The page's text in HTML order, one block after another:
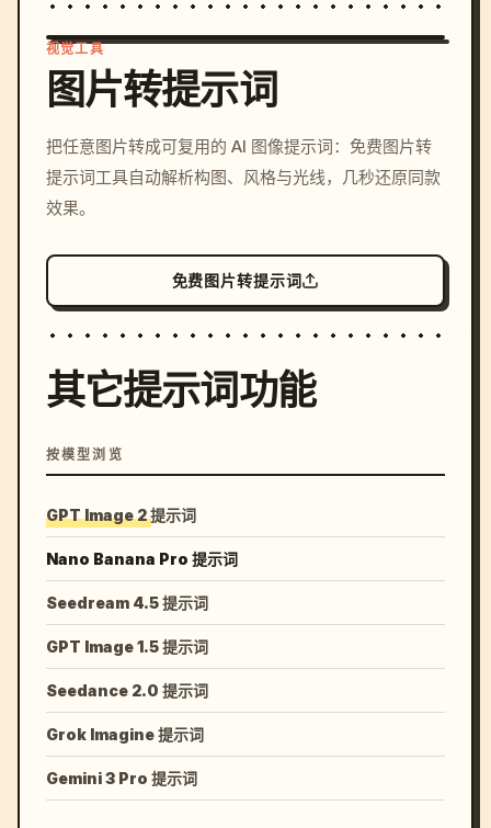
c, cyberpunk sunset, neon
colors, 8k --v 6.0
视觉工具
图片转提示词
把任意图片转成可复用的 AI 图像提示词：免费图片转
提示词工具自动解析构图、风格与光线，几秒还原同款
效果。
免费图片转提示词
其它提示词功能
按模型浏览
GPT Image 2 提示词
Nano Banana Pro 提示词
Seedream 4.5 提示词
GPT Image 1.5 提示词
Seedance 2.0 提示词
Grok Imagine 提示词
Gemini 3 Pro 提示词